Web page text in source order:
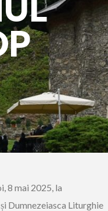
8 mai 2025, la
Dumnezeiasca Liturghie